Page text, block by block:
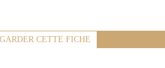
CETTE FICHE